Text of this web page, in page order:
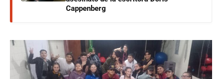
Cappenberg